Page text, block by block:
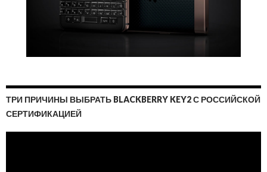
ТРИ ПРИЧИНЫ ВЫБРАТЬ BLACKBERRY KEY2 С РОССИЙСКОЙ
СЕРТИФИКАЦИЕЙ